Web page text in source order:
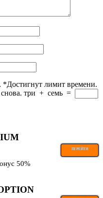
*Достигнут лимит времени.
три + семь =
ПЕРЕЙТИ
50%